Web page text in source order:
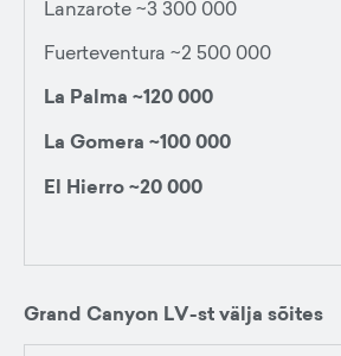
Lanzarote ~3 300 000
Fuerteventura ~2 500 000
La Palma ~120 000
La Gomera ~100 000
El Hierro ~20 000
Grand Canyon LV-st välja sõites